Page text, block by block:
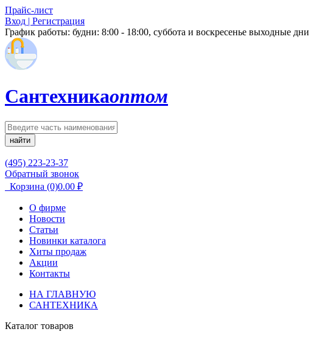
Прайс-лист
Вход | Регистрация
График работы: будни: 8:00 - 18:00, суббота и воскресенье выходные дни
Сантехникаоптом
найти
(495) 223-23-37
Обратный звонок
Корзина (0)0.00 ₽
О фирме
Новости
Статьи
Новинки каталога
Хиты продаж
Акции
Контакты
НА ГЛАВНУЮ
САНТЕХНИКА
Каталог товаров